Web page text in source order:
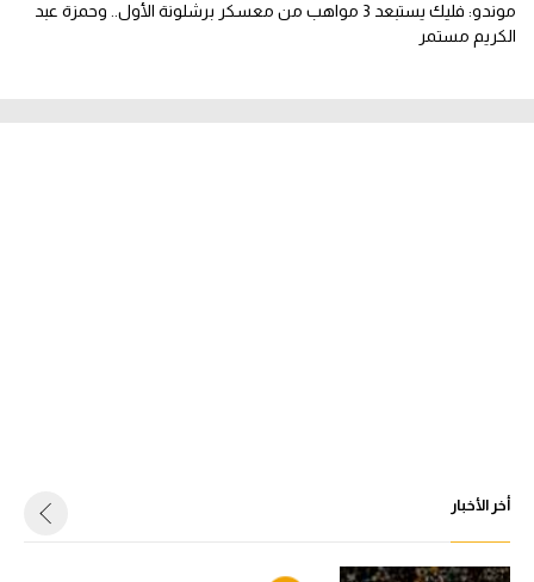
موندو: فليك يستبعد 3 مواهب من معسكر برشلونة الأول.. وحمزة عبد
الكريم مستمر
أخر الأخبار